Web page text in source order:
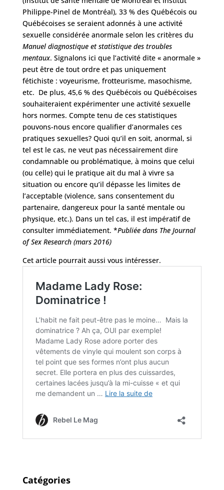
Philippe-Pinel de Montréal), 33 % des Québécois ou
Québécoises se seraient adonnés à une activité
sexuelle considérée anormale selon les critères du
Manuel diagnostique et statistique des troubles
mentaux. Signalons ici que l’activité dite « anormale »
peut être de tout ordre et pas uniquement
fétichiste : voyeurisme, frotteurisme, masochisme,
etc. De plus, 45,6 % des Québécois ou Québécoises
souhaiteraient expérimenter une activité sexuelle
hors normes. Compte tenu de ces statistiques
pouvons-nous encore qualifier d’anormales ces
pratiques sexuelles? Quoi qu’il en soit, anormal, si
tel est le cas, ne veut pas nécessairement dire
condamnable ou problématique, à moins que celui
(ou celle) qui le pratique ait du mal à vivre sa
situation ou encore qu’il dépasse les limites de
l’acceptable (violence, sans consentement du
partenaire, dangereux pour la santé mentale ou
physique, etc.). Dans un tel cas, il est impératif de
consulter immédiatement. *Publiée dans The Journal
of Sex Research (mars 2016)
Cet article pourrait aussi vous intéresser.
Catégories